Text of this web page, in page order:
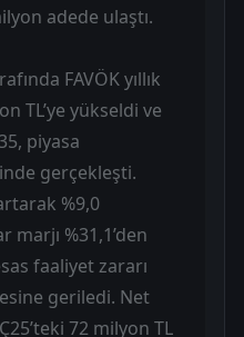
adede ulaştı.
FAVÖK yıllık
TL’ye yükseldi ve
piyasa
gerçekleşti.
%9,0
marjı %31,1’den
faaliyet zararı
geriledi. Net
72 milyon TL